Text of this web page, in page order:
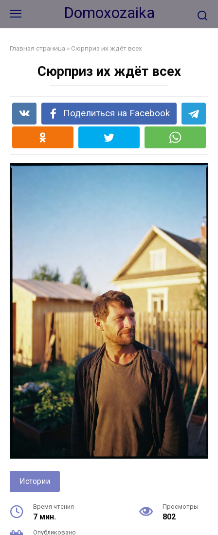
контенту
Domoxozaika
Главная страница » Сюрприз их ждёт всех
Сюрприз их ждёт всех
Поделиться на Facebook
Истории
Время чтения
7 мин.
Просмотры
802
Опубликовано